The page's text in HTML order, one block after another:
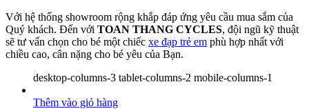
Với hệ thống showroom rộng khắp đáp ứng yêu cầu mua sắm của
Quý khách. Đến với TOAN THANG CYCLES, đội ngũ kỹ thuật
sẽ tư vấn chọn cho bé một chiếc xe đạp trẻ em phù hợp nhất với
chiều cao, cân nặng cho bé yêu của Bạn.
desktop-columns-3 tablet-columns-2 mobile-columns-1
Thêm vào giỏ hàng